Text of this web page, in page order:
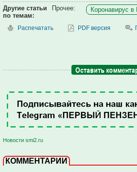
Другие статьи
по темам:
Прочее: Коронавирус в
Распечатать PDF версия
Оставить
Новости smi2.ru
КОММЕНТАРИИ